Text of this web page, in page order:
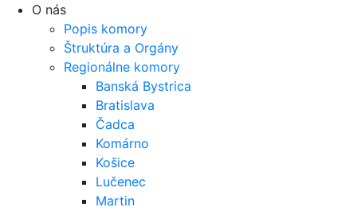
O nás
Popis komory
Štruktúra a Orgány
Regionálne komory
Banská Bystrica
Bratislava
Čadca
Komárno
Košice
Lučenec
Martin